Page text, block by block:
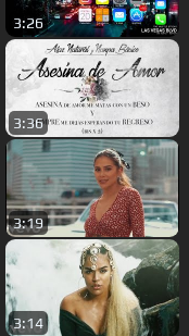
3:26
3:36
3:19
3:14